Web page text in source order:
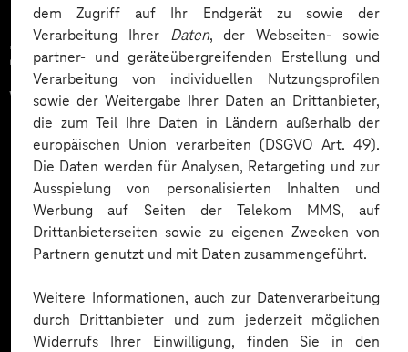
dem Zugriff auf Ihr Endgerät zu sowie der
Verarbeitung Ihrer Daten, der Webseiten- sowie
partner- und geräteübergreifenden Erstellung und
Verarbeitung von individuellen Nutzungsprofilen
sowie der Weitergabe Ihrer Daten an Drittanbieter,
die zum Teil Ihre Daten in Ländern außerhalb der
europäischen Union verarbeiten (DSGVO Art. 49).
Die Daten werden für Analysen, Retargeting und zur
Ausspielung von personalisierten Inhalten und
Werbung auf Seiten der Telekom MMS, auf
Drittanbieterseiten sowie zu eigenen Zwecken von
Partnern genutzt und mit Daten zusammengeführt.
Weitere Informationen, auch zur Datenverarbeitung
durch Drittanbieter und zum jederzeit möglichen
Widerrufs Ihrer Einwilligung, finden Sie in den
Zahlreiche Unternehmen
vertrauen auf unsere
Expertise. Hier eine Auswahl: